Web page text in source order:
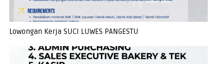
Lowongan Kerja SUCI LUWES PANGESTU